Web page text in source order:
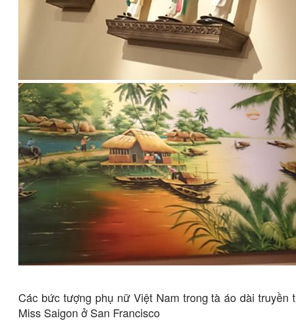
Các bức tượng phụ nữ Việt Nam trong tà áo dài
Miss Saigon ở San Francisco